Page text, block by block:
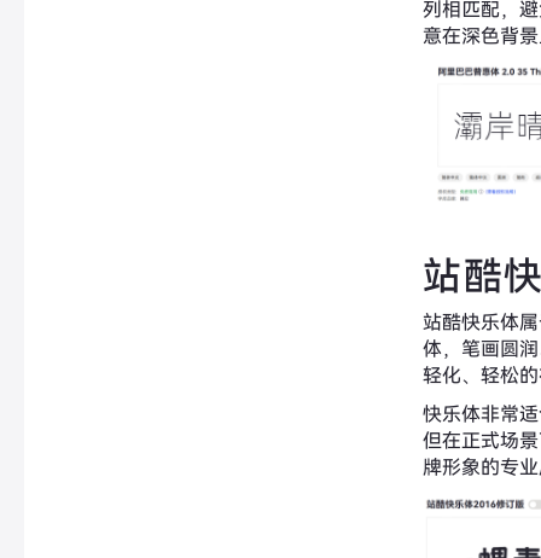
列相匹配，
意在深色背
站酷
站酷快乐体
体，笔画圆
轻化、轻松
快乐体非常
但在正式场
牌形象的专